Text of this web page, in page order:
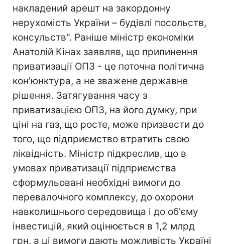
накладений арешт на закордонну
нерухомість України – будівлі посольств,
консульств". Раніше міністр економіки
Анатолій Кінах заявляв, що припинення
приватизації ОПЗ - це поточна політична
кон'юнктура, а не зважене державне
рішення. Затягування часу з
приватизацією ОПЗ, на його думку, при
ціні на газ, що росте, може призвести до
того, що підприємство втратить свою
ліквідність. Міністр підкреслив, що в
умовах приватизації підприємства
сформульовані необхідні вимоги до
перевалочного комплексу, до охорони
навколишнього середовища і до об'єму
інвестицій, який оцінюється в 1,2 млрд
грн, а ці вимоги дають можливість Україні